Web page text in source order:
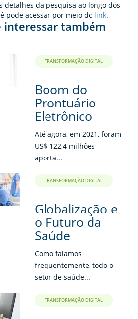
detalhes da pesquisa ao longo dos
pode acessar por meio do link.
interessar também
TRANSFORMAÇÃO DIGITAL
Boom do
Prontuário
Eletrônico
Até agora, em 2021, foram
US$ 122,4 milhões
aporta...
TRANSFORMAÇÃO DIGITAL
Globalização e
o Futuro da
Saúde
Como falamos
frequentemente, todo o
setor de saúde...
TRANSFORMAÇÃO DIGITAL